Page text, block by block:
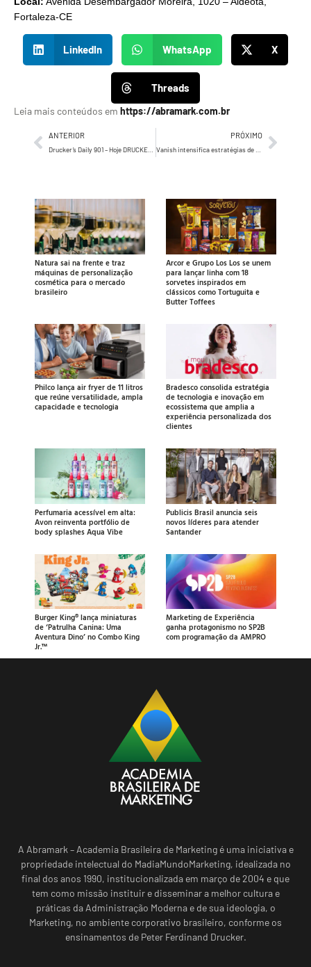
Fortaleza-CE
LinkedIn WhatsApp X
Threads
Leia mais conteúdos em https://abramark.com.br
ANTERIOR PRÓXIMO
Natura sai na frente e traz
máquinas de personalização
cosmética para o mercado
brasileiro
Arcor e Grupo Los Los se unem
para lançar linha com 18
sorvetes inspirados em
clássicos como Tortuguita e
Butter Toffees
Philco lança air fryer de 11 litros
que reúne versatilidade, ampla
capacidade e tecnologia
Bradesco consolida estratégia
de tecnologia e inovação em
ecossistema que amplia a
experiência personalizada dos
clientes
Perfumaria acessível em alta:
Avon reinventa portfólio de
body splashes Aqua Vibe
Publicis Brasil anuncia seis
novos líderes para atender
Santander
Burger King® lança miniaturas
de ‘Patrulha Canina: Uma
Aventura Dino’ no Combo King
Jr.™
Marketing de Experiência
ganha protagonismo no SP2B
com programação da AMPRO
A Abramark – Academia Brasileira de Marketing é uma iniciativa e
propriedade intelectual do MadiaMundoMarketing, idealizada no
final dos anos 1990, institucionalizada em março de 2004 e que
tem como missão instituir e disseminar a melhor cultura e
práticas da Administração Moderna e de sua ideologia, o
Marketing, no ambiente corporativo brasileiro, conforme os
ensinamentos de Peter Ferdinand Drucker.